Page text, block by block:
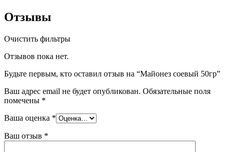
Отзывы
Очистить фильтры
Отзывов пока нет.
Будьте первым, кто оставил отзыв на “Майонез соевый 50гр”
Ваш адрес email не будет опубликован. Обязательные поля
помечены *
Ваша оценка *
Ваш отзыв *